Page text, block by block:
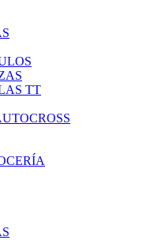
TT